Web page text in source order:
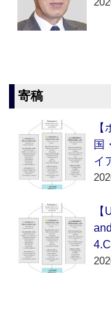
寄稿
国
イ